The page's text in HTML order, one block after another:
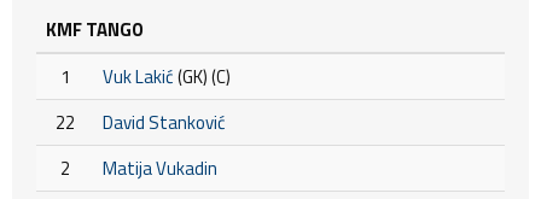
KMF TANGO
1
Vuk Lakić(GK) (C)
22
David Stanković
2
Matija Vukadin